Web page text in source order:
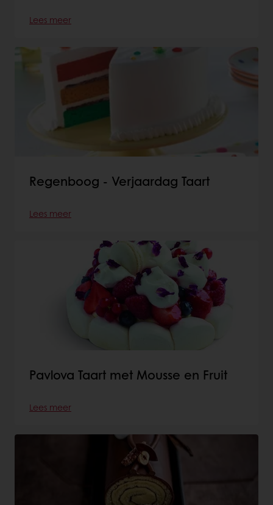
Lees meer
Regenboog - Verjaardag Taart
Lees meer
Pavlova Taart met Mousse en Fruit
Lees meer